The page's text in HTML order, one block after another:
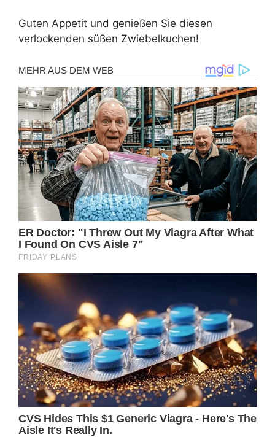
Guten Appetit und genießen Sie diesen
verlockenden süßen Zwiebelkuchen!